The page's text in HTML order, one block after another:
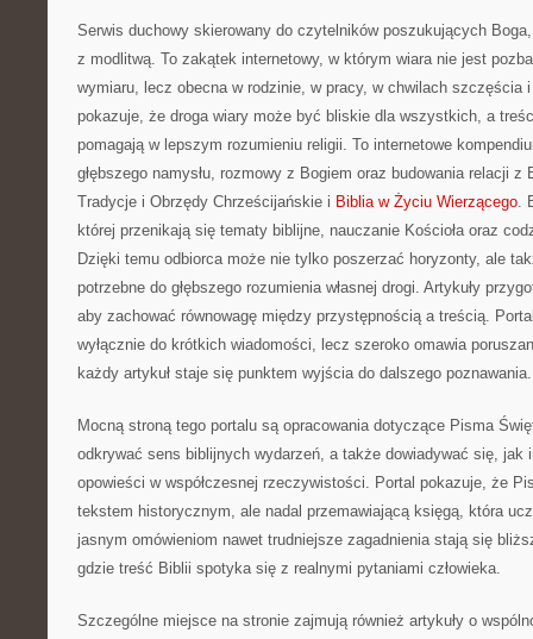
Serwis duchowy skierowany do czytelników poszukujących
z modlitwą. To zakątek internetowy, w którym wiara nie jest
wymiaru, lecz obecna w rodzinie, w pracy, w chwilach szczęścia
pokazuje, że droga wiary może być bliskie dla wszystkich, a
pomagają w lepszym rozumieniu religii. To internetowe
głębszego namysłu, rozmowy z Bogiem oraz budowania relacji z
Tradycje i Obrzędy Chrześcijańskie i Biblia w Życiu Wierzącego.
której przenikają się tematy biblijne, nauczanie Kościoła oraz
Dzięki temu odbiorca może nie tylko poszerzać horyzonty, ale
potrzebne do głębszego rozumienia własnej drogi. Artykuły
aby zachować równowagę między przystępnością a treścią.
wyłącznie do krótkich wiadomości, lecz szeroko omawia
każdy artykuł staje się punktem wyjścia do dalszego poznawania.
Mocną stroną tego portalu są opracowania dotyczące Pisma
odkrywać sens biblijnych wydarzeń, a także dowiadywać się, jak
opowieści w współczesnej rzeczywistości. Portal pokazuje, że
tekstem historycznym, ale nadal przemawiającą księgą, która
jasnym omówieniom nawet trudniejsze zagadnienia stają się
gdzie treść Biblii spotyka się z realnymi pytaniami człowieka.
Szczególne miejsce na stronie zajmują również artykuły o